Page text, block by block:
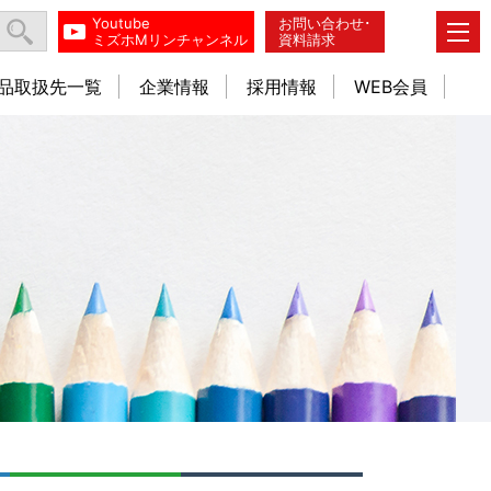
お問い合わせ･
資料請求
Youtube
ミズホMリンチャンネル
取扱先一覧 企業情報 採用情報 WEB会員